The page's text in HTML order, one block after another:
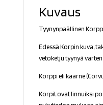
Kuvaus
Tyynynpäällinen
Edessä Korpin kuva,
vetoketju tyynyä varten.
Korppi eli kaarne
Korpit ovat linnuiksi